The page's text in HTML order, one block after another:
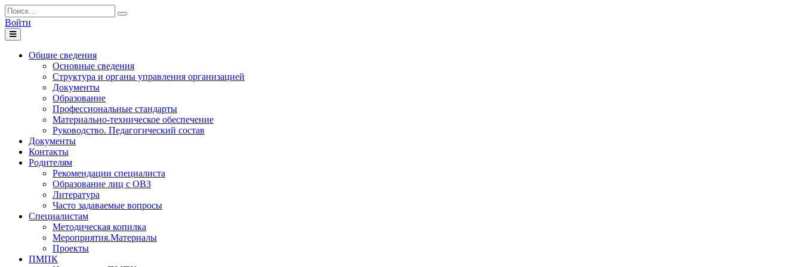
Войти
Toggle
navigation
Общие сведения
Основные сведения
Структура и органы управления организацией
Документы
Образование
Профессиональные стандарты
Материально-техническое обеспечение
Руководство. Педагогический состав
Документы
Контакты
Родителям
Рекомендации специалиста
Образование лиц с ОВЗ
Литература
Часто задаваемые вопросы
Специалистам
Методическая копилка
Мероприятия.Материалы
Проекты
ПМПК